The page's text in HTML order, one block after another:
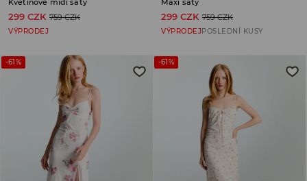
299 CZK 759 CZK
VÝPRODEJ
299 CZK 759 CZK
VÝPRODEJPOSLEDNÍ KUSY
-61% -61%